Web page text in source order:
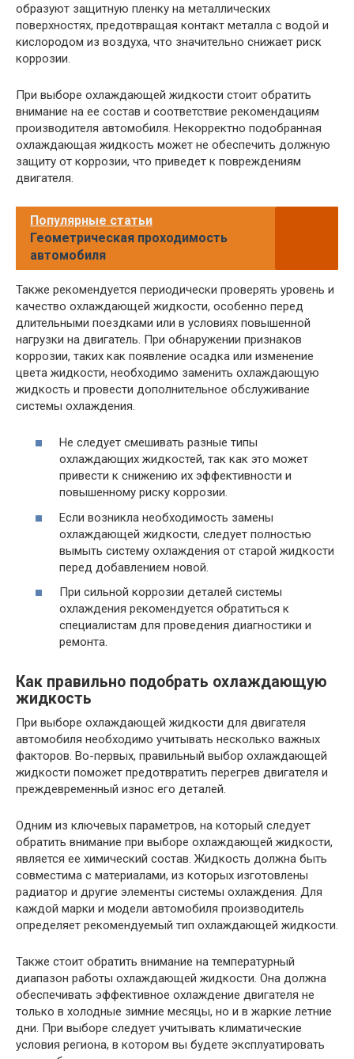
образуют защитную пленку на металлических
поверхностях, предотвращая контакт металла с водой и
кислородом из воздуха, что значительно снижает риск
коррозии.
При выборе охлаждающей жидкости стоит обратить
внимание на ее состав и соответствие рекомендациям
производителя автомобиля. Некорректно подобранная
охлаждающая жидкость может не обеспечить должную
защиту от коррозии, что приведет к повреждениям
двигателя.
Популярные статьи
Геометрическая проходимость
автомобиля
Также рекомендуется периодически проверять уровень и
качество охлаждающей жидкости, особенно перед
длительными поездками или в условиях повышенной
нагрузки на двигатель. При обнаружении признаков
коррозии, таких как появление осадка или изменение
цвета жидкости, необходимо заменить охлаждающую
жидкость и провести дополнительное обслуживание
системы охлаждения.
Не следует смешивать разные типы
охлаждающих жидкостей, так как это может
привести к снижению их эффективности и
повышенному риску коррозии.
Если возникла необходимость замены
охлаждающей жидкости, следует полностью
вымыть систему охлаждения от старой жидкости
перед добавлением новой.
При сильной коррозии деталей системы
охлаждения рекомендуется обратиться к
специалистам для проведения диагностики и
ремонта.
Как правильно подобрать охлаждающую
жидкость
При выборе охлаждающей жидкости для двигателя
автомобиля необходимо учитывать несколько важных
факторов. Во-первых, правильный выбор охлаждающей
жидкости поможет предотвратить перегрев двигателя и
преждевременный износ его деталей.
Одним из ключевых параметров, на который следует
обратить внимание при выборе охлаждающей жидкости,
является ее химический состав. Жидкость должна быть
совместима с материалами, из которых изготовлены
радиатор и другие элементы системы охлаждения. Для
каждой марки и модели автомобиля производитель
определяет рекомендуемый тип охлаждающей жидкости.
Также стоит обратить внимание на температурный
диапазон работы охлаждающей жидкости. Она должна
обеспечивать эффективное охлаждение двигателя не
только в холодные зимние месяцы, но и в жаркие летние
дни. При выборе следует учитывать климатические
условия региона, в котором вы будете эксплуатировать